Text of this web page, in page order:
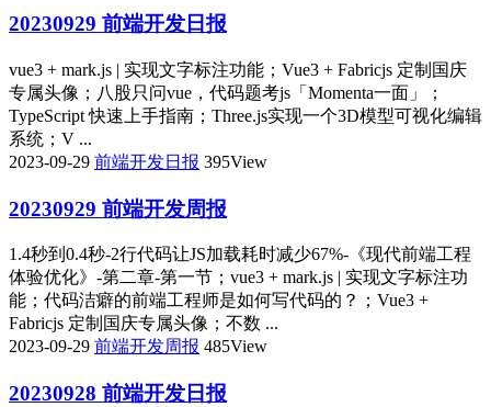
20230929 前端开发日报
vue3 + mark.js | 实现文字标注功能；Vue3 + Fabricjs 定制国庆
专属头像；八股只问vue，代码题考js「Momenta一面」；
TypeScript 快速上手指南；Three.js实现一个3D模型可视化编辑
系统；V ...
2023-09-29 前端开发日报 395View
20230929 前端开发周报
1.4秒到0.4秒-2行代码让JS加载耗时减少67%-《现代前端工程
体验优化》-第二章-第一节；vue3 + mark.js | 实现文字标注功
能；代码洁癖的前端工程师是如何写代码的？；Vue3 +
Fabricjs 定制国庆专属头像；不数 ...
2023-09-29 前端开发周报 485View
20230928 前端开发日报